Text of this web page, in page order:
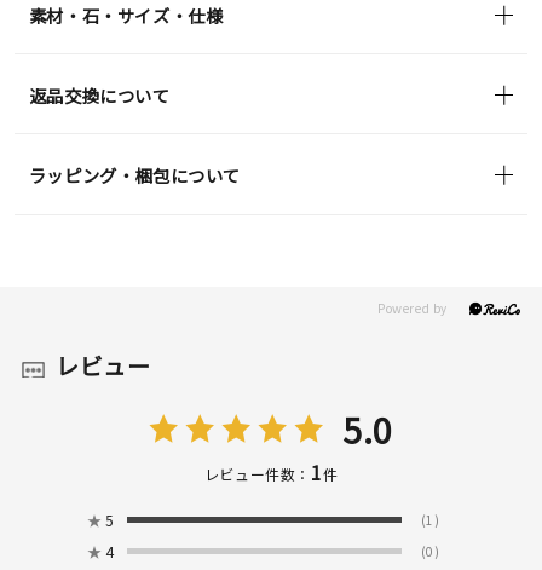
素材・石・サイズ・仕様
返品交換について
ラッピング・梱包について
レビュー
5.0
レビュー件数： 1件
★ 5 (1)
★ 4 (0)